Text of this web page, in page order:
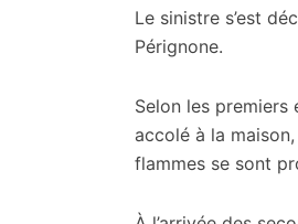
Le sinistre s’est
Pérignone.
Selon les premiers
accolé à la
flammes se sont